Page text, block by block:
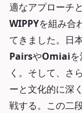
適なアプローチ
WIPPYを組み合
てきました。日
PairsやOmiai
く。そして、さ
ーと文化的に深
戦する。この二